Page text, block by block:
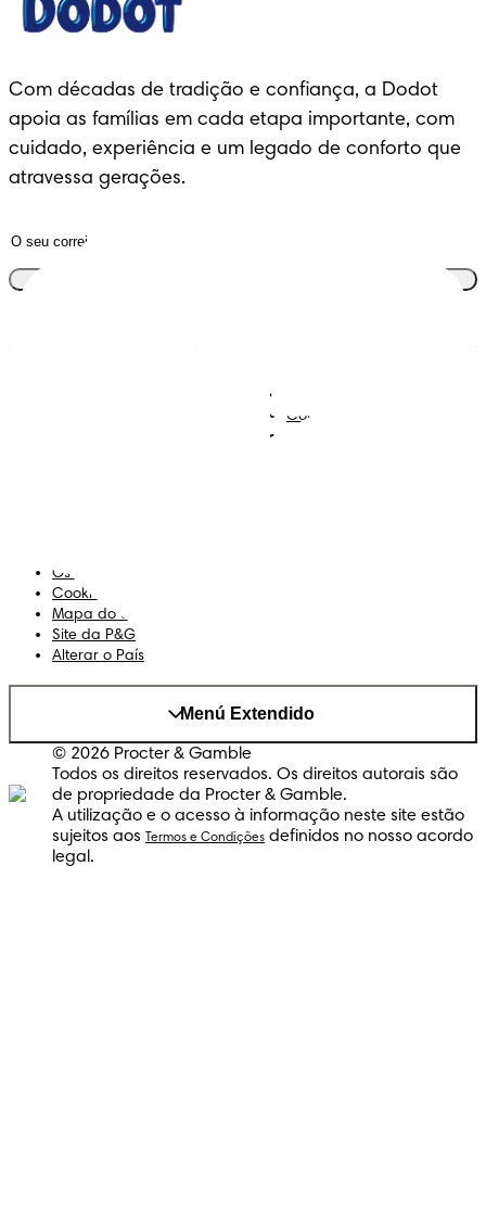
Com décadas de tradição e confiança, a Dodot
apoia as famílias em cada etapa importante, com
cuidado, experiência e um legado de conforto que
atravessa gerações.
Contacta-nos
Os Meus Dados
Cookies
Mapa do Site
Site da P&G
Alterar o País
Menú Extendido
© 2026 Procter & Gamble
Todos os direitos reservados. Os direitos autorais são
de propriedade da Procter & Gamble.
A utilização e o acesso à informação neste site estão
sujeitos aos
Termos e Condições definidos no nosso acordo
legal.